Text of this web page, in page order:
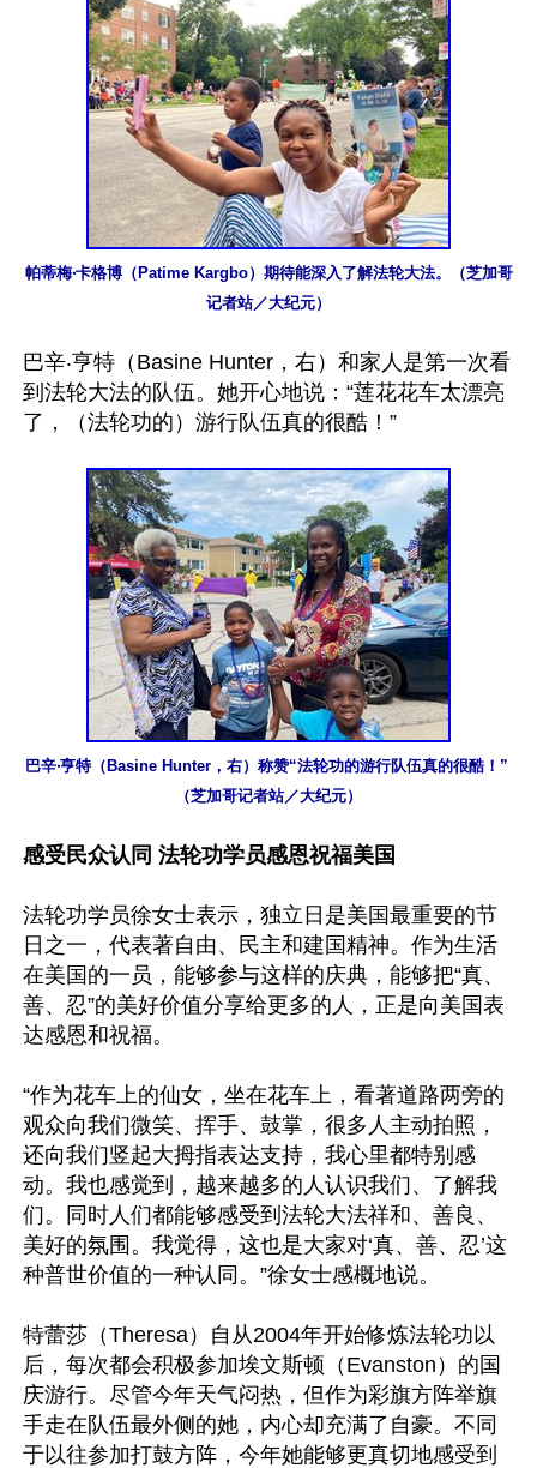
帕蒂梅‧卡格博（Patime Kargbo）期待能深入了解法轮大法。（芝加哥
记者站／大纪元）
巴辛‧亨特（Basine Hunter，右）和家人是第一次看
到法轮大法的队伍。她开心地说：“莲花花车太漂亮
了，（法轮功的）游行队伍真的很酷！”
巴辛‧亨特（Basine Hunter，右）称赞“法轮功的游行队伍真的很酷！”
（芝加哥记者站／大纪元）
感受民众认同 法轮功学员感恩祝福美国
法轮功学员徐女士表示，独立日是美国最重要的节
日之一，代表著自由、民主和建国精神。作为生活
在美国的一员，能够参与这样的庆典，能够把“真、
善、忍”的美好价值分享给更多的人，正是向美国表
达感恩和祝福。
“作为花车上的仙女，坐在花车上，看著道路两旁的
观众向我们微笑、挥手、鼓掌，很多人主动拍照，
还向我们竖起大拇指表达支持，我心里都特别感
动。我也感觉到，越来越多的人认识我们、了解我
们。同时人们都能够感受到法轮大法祥和、善良、
美好的氛围。我觉得，这也是大家对‘真、善、忍’这
种普世价值的一种认同。”徐女士感概地说。
特蕾莎（Theresa）自从2004年开始修炼法轮功以
后，每次都会积极参加埃文斯顿（Evanston）的国
庆游行。尽管今年天气闷热，但作为彩旗方阵举旗
手走在队伍最外侧的她，内心却充满了自豪。不同
于以往参加打鼓方阵，今年她能够更真切地感受到